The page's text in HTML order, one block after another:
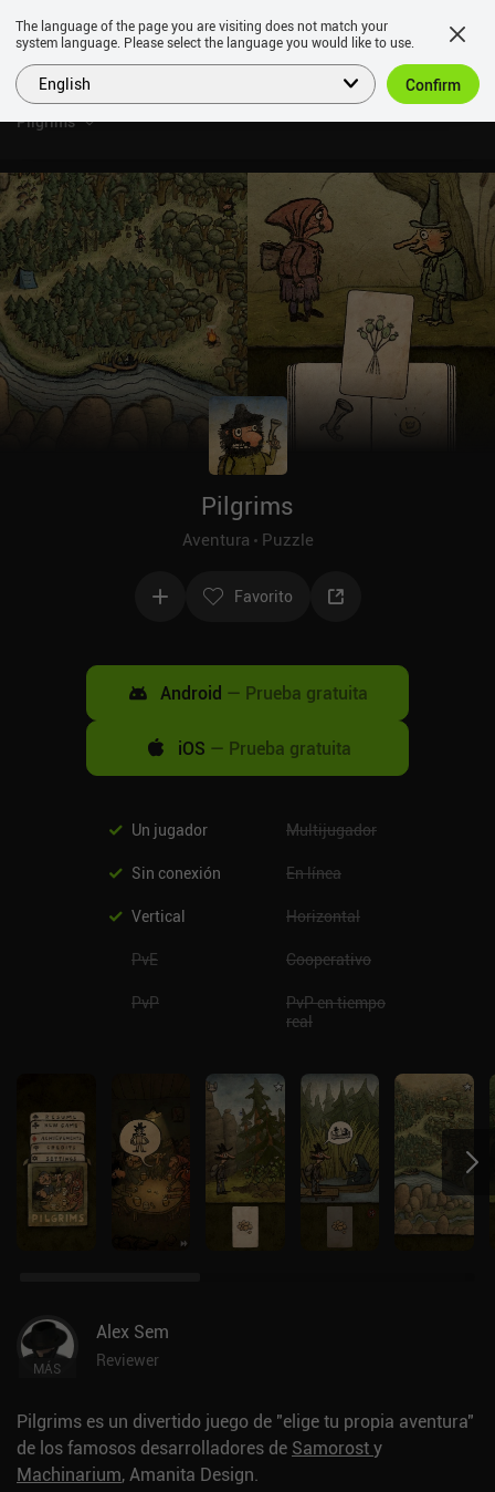
Pilgrims
Pilgrims
Aventura Puzzle
Favorito
Android — Prueba gratuita
iOS — Prueba gratuita
Un jugador Multijugador
Sin conexión En línea
Vertical Horizontal
PvE Cooperativo
PvP
PvP en tiempo
real
MÁS
Alex Sem
Reviewer
Pilgrims es un divertido juego de "elige tu propia aventura"
de los famosos desarrolladores de Samorosty
Machinarium, Amanita Design.
The language of the page you are visiting does not match your
system language. Please select the language you would like to use.
English Confirm